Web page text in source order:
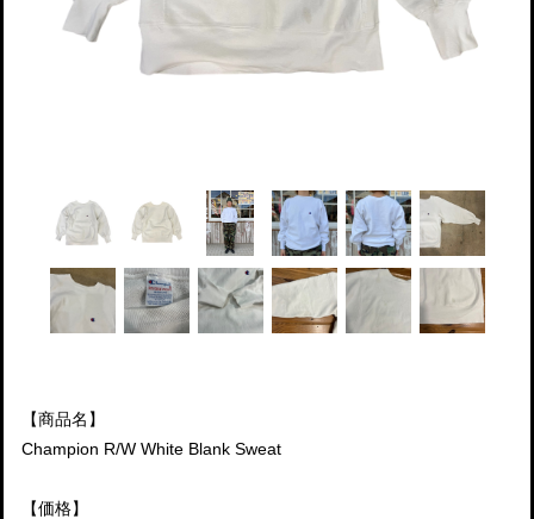
【商品名】
Champion R/W White Blank Sweat
【価格】